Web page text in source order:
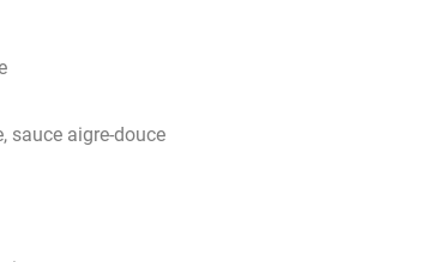
sauce aigre-douce